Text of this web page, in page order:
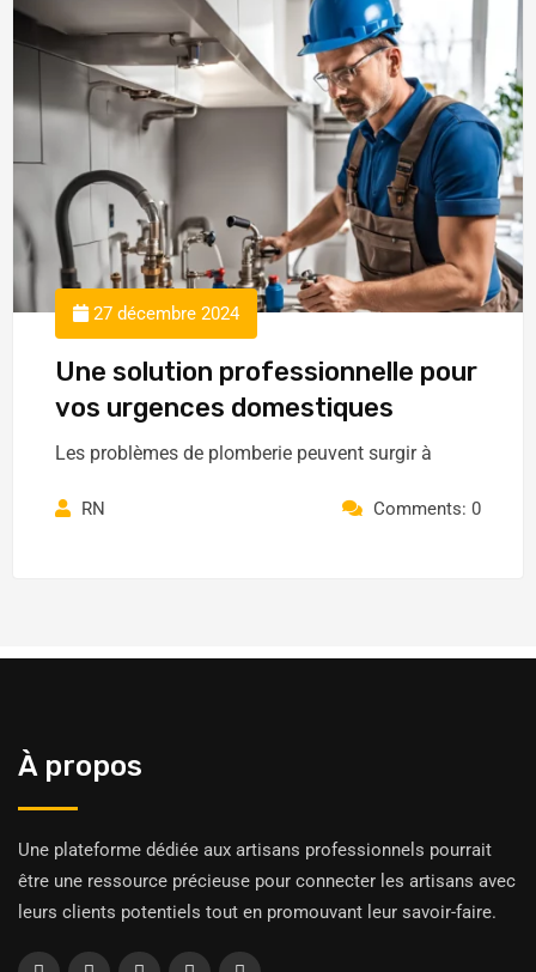
27 décembre 2024
Une solution professionnelle pour
vos urgences domestiques
Les problèmes de plomberie peuvent surgir à
RN Comments: 0
À propos
Une plateforme dédiée aux artisans professionnels pourrait
être une ressource précieuse pour connecter les artisans avec
leurs clients potentiels tout en promouvant leur savoir-faire.